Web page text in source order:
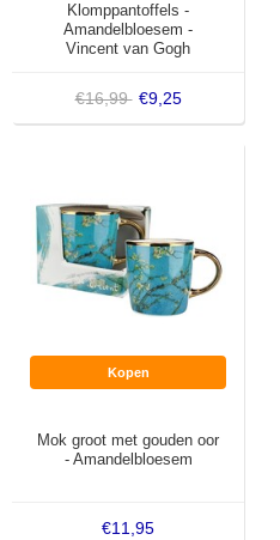
Klomppantoffels -
Amandelbloesem -
Vincent van Gogh
€16,99 €9,25
Kopen
Mok groot met gouden oor
- Amandelbloesem
€11,95